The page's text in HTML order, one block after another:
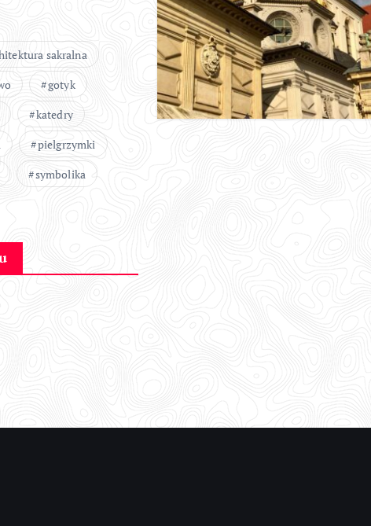
sakralna
gotyk
katedry
pielgrzymki
symbolika